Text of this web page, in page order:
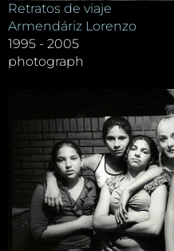
Retratos de viaje
Armendáriz Lorenzo
1995 - 2005
photograph